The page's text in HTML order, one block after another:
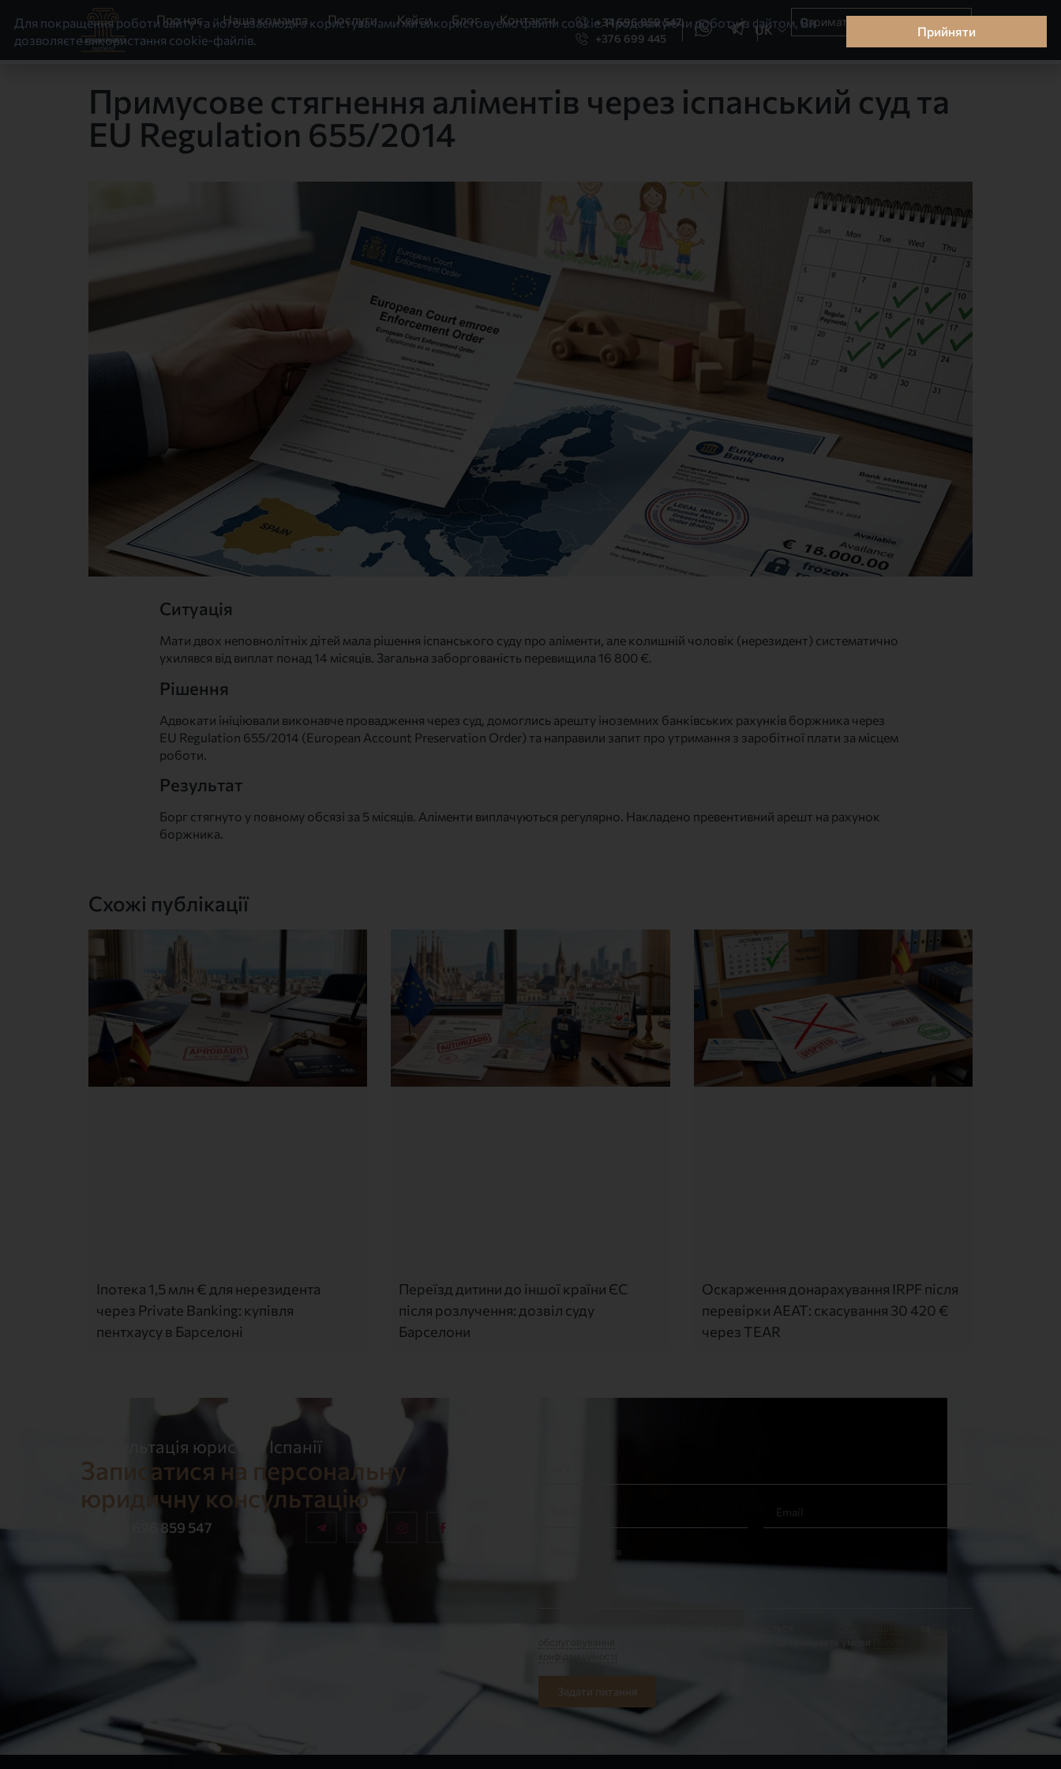
Про нас Наша команда Послуги Кейси Блог Контакти
+34 696 859 547
+376 699 445
UK
Отримати консультацію зараз
Примусове стягнення аліментів через іспанський суд та
EU Regulation 655/2014
Ситуація
Мати двох неповнолітніх дітей мала рішення іспанського суду про аліменти, але колишній чоловік (нерезидент) систематично
ухилявся від виплат понад 14 місяців. Загальна заборгованість перевищила 16 800 €.
Рішення
Адвокати ініціювали виконавче провадження через суд, домоглись арешту іноземних банківських рахунків боржника через
EU Regulation 655/2014 (European Account Preservation Order) та направили запит про утримання з заробітної плати за місцем
роботи.
Результат
Борг стягнуто у повному обсязі за 5 місяців. Аліменти виплачуються регулярно. Накладено превентивний арешт на рахунок
боржника.
Схожі публікації
Іпотека 1,5 млн € для нерезидента
через Private Banking: купівля
пентхаусу в Барселоні
Переїзд дитини до іншої країни ЄС
після розлучення: дозвіл суду
Барселони
Оскарження донарахування IRPF після
перевірки AEAT: скасування 30 420 €
через TEAR
Консультація юриста в Іспанії
Записатися на персональну
юридичну консультацію
+34 696 859 547
Задати питання
Для покращення роботи сайту та його взаємодії з користувачами ми використовуємо файли cookie. Продовжуючи роботу із сайтом, Ви
дозволяєте використання cookie-файлів.
Прийняти